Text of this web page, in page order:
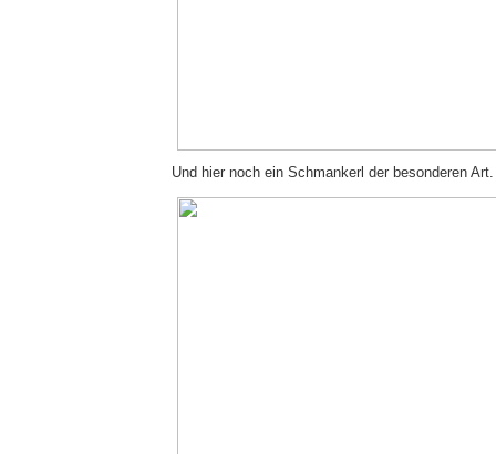
Und hier noch ein Schmankerl der besonderen